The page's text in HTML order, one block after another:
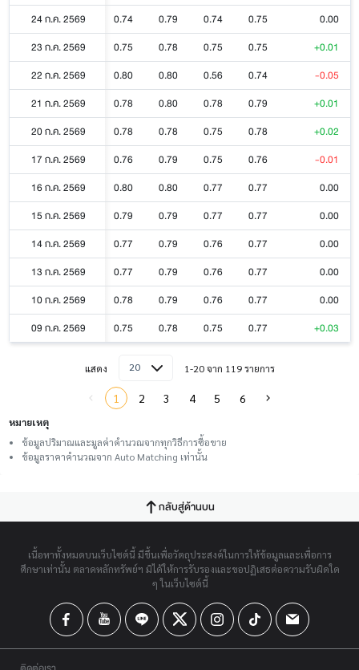
24 ก.ค. 2569
0.74 0.79 0.74 0.75
0.00
23 ก.ค. 2569
0.75 0.78 0.75 0.75
+0.01
22 ก.ค. 2569
0.80 0.80 0.56 0.74
-0.05
21 ก.ค. 2569
0.78 0.80 0.78 0.79
+0.01
20 ก.ค. 2569
0.78 0.78 0.75 0.78
+0.02
17 ก.ค. 2569
0.76 0.79 0.75 0.76
-0.01
16 ก.ค. 2569
0.80 0.80 0.77 0.77
0.00
15 ก.ค. 2569
0.79 0.79 0.77 0.77
0.00
14 ก.ค. 2569
0.77 0.79 0.76 0.77
0.00
13 ก.ค. 2569
0.77 0.79 0.76 0.77
0.00
10 ก.ค. 2569
0.78 0.79 0.76 0.77
0.00
09 ก.ค. 2569
0.75 0.78 0.75 0.77 +0.03
แสดง 20 1-20 จาก 119 รายการ
1 2 3 4 5 6
หมายเหตุ
ข้อมูลปริมาณและมูลค่าคำนวณจากทุกวิธีการซื้อขาย
ข้อมูลราคาคำนวณจาก Auto Matching เท่านั้น
กลับสู่ด้านบน
เนื้อหาทั้งหมดบนเว็บไซต์นี้ มีขึ้นเพื่อวัตถุประสงค์ในการให้ข้อมูลและเพื่อการ
ศึกษาเท่านั้น ตลาดหลักทรัพย์ฯ มิได้ให้การรับรองและขอปฏิเสธต่อความรับผิดใด
ๆ ในเว็บไซต์นี้